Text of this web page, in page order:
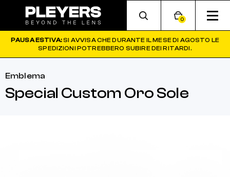
0
PAUSA ESTIVA:SI AVVISA CHE DURANTE IL MESE DI AGOSTO LE
SPEDIZIONI POTREBBERO SUBIRE DEI RITARDI.
Emblema
Special Custom Oro Sole